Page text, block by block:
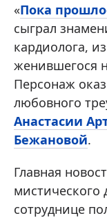
«Пока
сыграл
кардиолога,
женившегося
Персонаж
любовного
Анастасии
Бежановой.
Главная
мистического
сотруднице